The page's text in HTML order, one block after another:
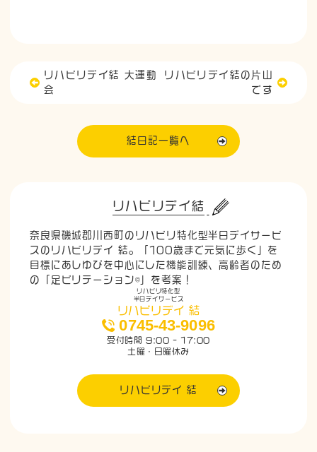
リハビリデイ結 大運動
会
リハビリデイ結の片山
です
結日記一覧へ
リハビリデイ結
奈良県磯城郡川西町のリハビリ特化型半日デイサービ
スのリハビリデイ 結。「100歳まで元気に歩く」を
目標にあしゆびを中心にした機能訓練、高齢者のため
の「足ビリテーション©」を考案！
リハビリ特化型
半日デイサービス
リハビリデイ 結
0745-43-9096
受付時間 9:00 - 17:00
土曜・日曜休み
リハビリデイ 結